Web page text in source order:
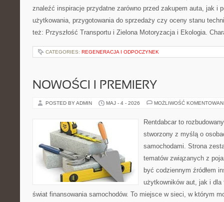
znaleźć inspiracje przydatne zarówno przed zakupem auta, jak i
użytkowania, przygotowania do sprzedaży czy oceny stanu
też: Przyszłość Transportu i Zielona Motoryzacja i Ekologia.
CATEGORIES: REGENERACJA I ODPOCZYNEK
NOWOŚCI I PREMIERY
POSTED BY ADMIN MAJ - 4 - 2026 MOŻLIWOŚĆ
Rentdabcar to
stworzony z myślą o
samochodami. Strona
tematów związanych z
być codziennym źródłem
użytkowników aut, jak i
świat finansowania samochodów. To miejsce w sieci, w którym